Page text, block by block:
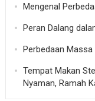
Mengenal
Peran Dalang
Perbedaan
Tempat Makan
Nyaman, Ramah